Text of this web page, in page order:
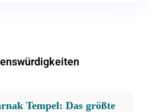
Tempel: Das größte